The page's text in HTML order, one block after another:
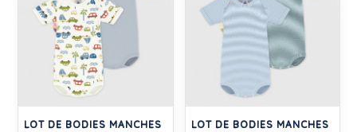
LOT DE BODIES MANCHES
LOT DE BODIES MANCHES